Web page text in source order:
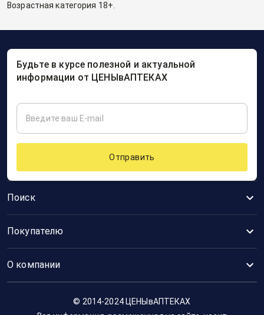
Возрастная категория 18+.
Поиск
Покупателю
О компании
Будьте в курсе полезной и актуальной
информации от ЦЕНЫвАПТЕКАХ
Отправить
© 2014-2024 ЦЕНЫвАПТЕКАХ